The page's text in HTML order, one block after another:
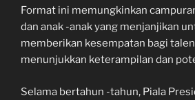
Format ini memungkinkan
dan anak -anak yang menjanjikan
memberikan kesempatan bagi
menunjukkan keterampilan dan
Selama bertahun -tahun, Piala